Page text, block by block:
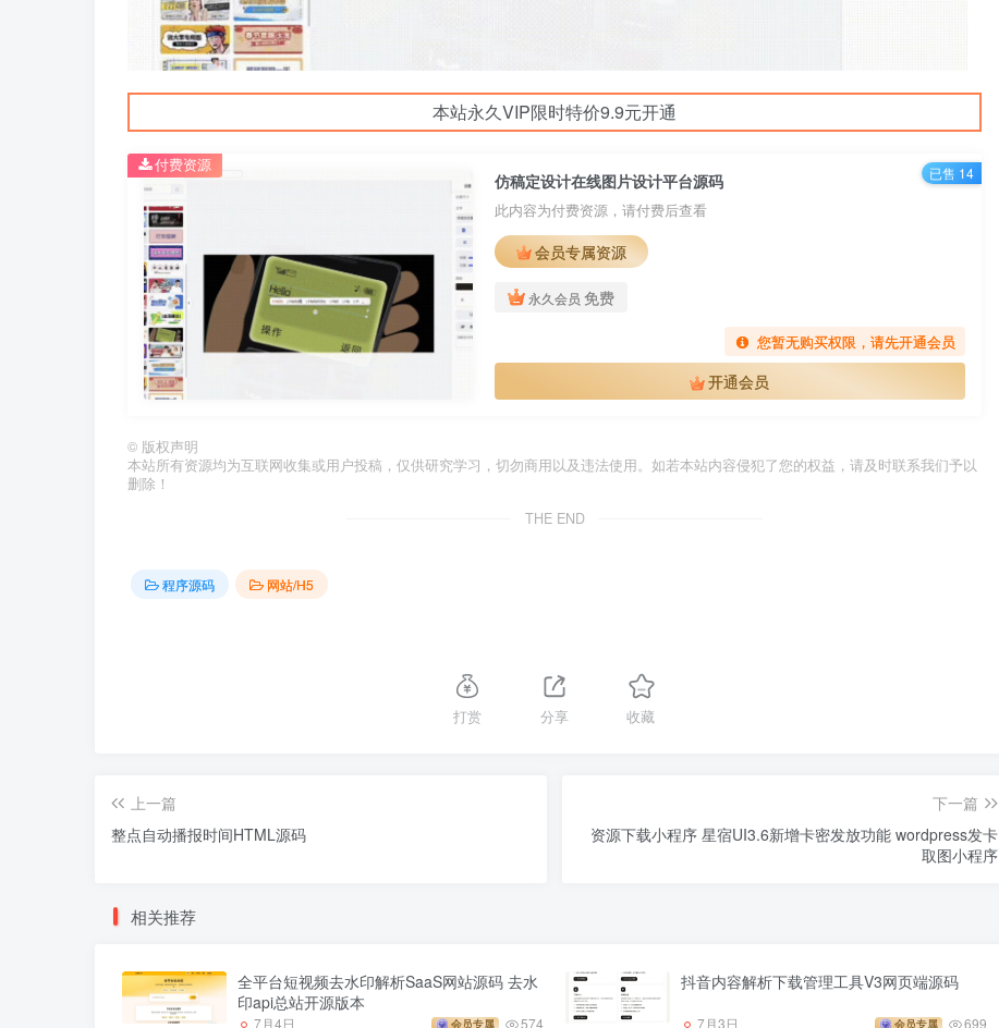
本站永久VIP限时特价9.9元开通
仿稿定设计在线图片设计平台源码
此内容为付费资源，请付费后查看
会员专属资源
永久会员 免费
您暂无购买权限，请先开通会员
开通会员
付费资源 已售 14
© 版权声明
本站所有资源均为互联网收集或用户投稿，仅供研究学习，切勿商用以及违法使用。如若本站内容侵犯了您的权益，请及时联系我们予以
删除！
THE END
程序源码 网站/H5
打赏 分享 收藏
上一篇
整点自动播报时间HTML源码
下一篇
资源下载小程序 星宿UI3.6新增卡密发放功能 wordpress发卡
取图小程序
相关推荐
全平台短视频去水印解析SaaS网站源码 去水
印api总站开源版本
7月4日 会员专属 574
抖音内容解析下载管理工具V3网页端源码
7月3日 会员专属 699